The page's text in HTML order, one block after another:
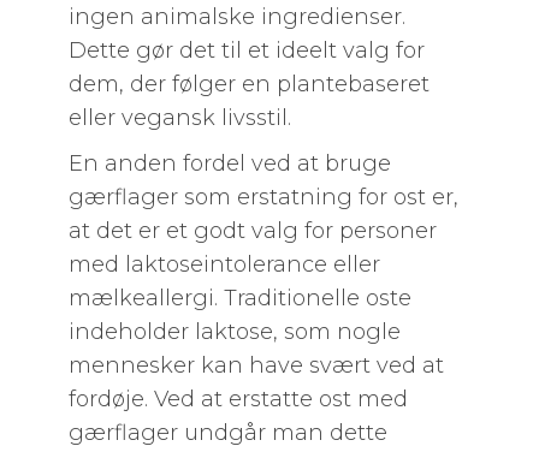
ingen animalske ingredienser.
Dette gør det til et ideelt valg for
dem, der følger en plantebaseret
eller vegansk livsstil.
En anden fordel ved at bruge
gærflager som erstatning for ost er,
at det er et godt valg for personer
med laktoseintolerance eller
mælkeallergi. Traditionelle oste
indeholder laktose, som nogle
mennesker kan have svært ved at
fordøje. Ved at erstatte ost med
gærflager undgår man dette